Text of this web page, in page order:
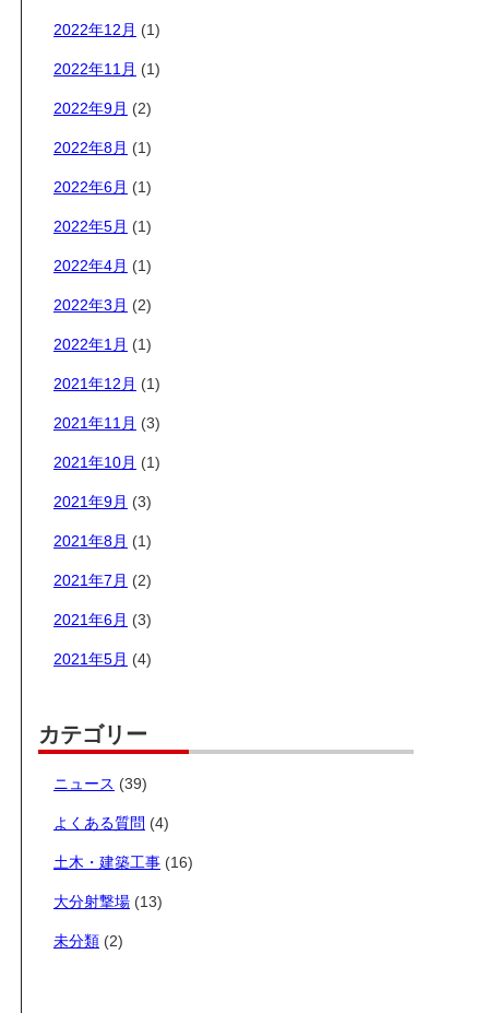
2022年12月 (1)
2022年11月 (1)
2022年9月 (2)
2022年8月 (1)
2022年6月 (1)
2022年5月 (1)
2022年4月 (1)
2022年3月 (2)
2022年1月 (1)
2021年12月 (1)
2021年11月 (3)
2021年10月 (1)
2021年9月 (3)
2021年8月 (1)
2021年7月 (2)
2021年6月 (3)
2021年5月 (4)
カテゴリー
ニュース (39)
よくある質問 (4)
土木・建築工事(16)
大分射撃場(13)
未分類(2)